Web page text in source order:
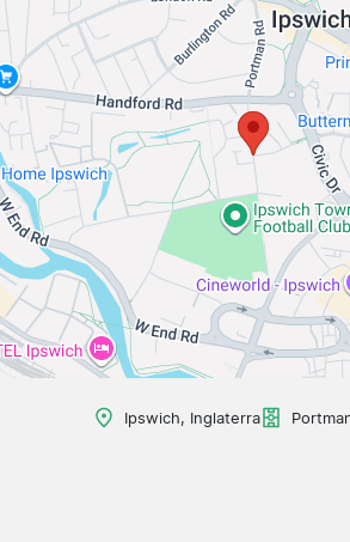
Ipswich, Inglaterra